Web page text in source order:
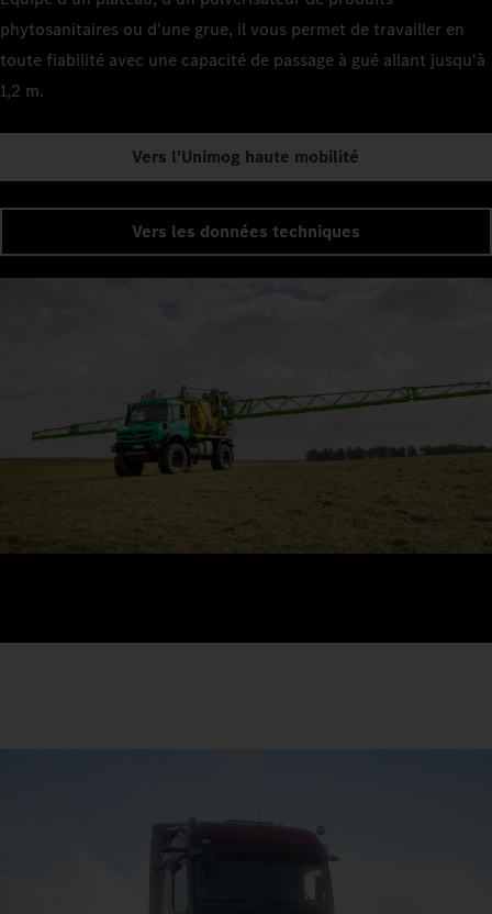
phytosanitaires ou d'une grue, il vous permet de travailler en
toute fiabilité avec une capacité de passage à gué allant jusqu'à
1,2 m.
Vers l'Unimog haute mobilité
Vers les données techniques